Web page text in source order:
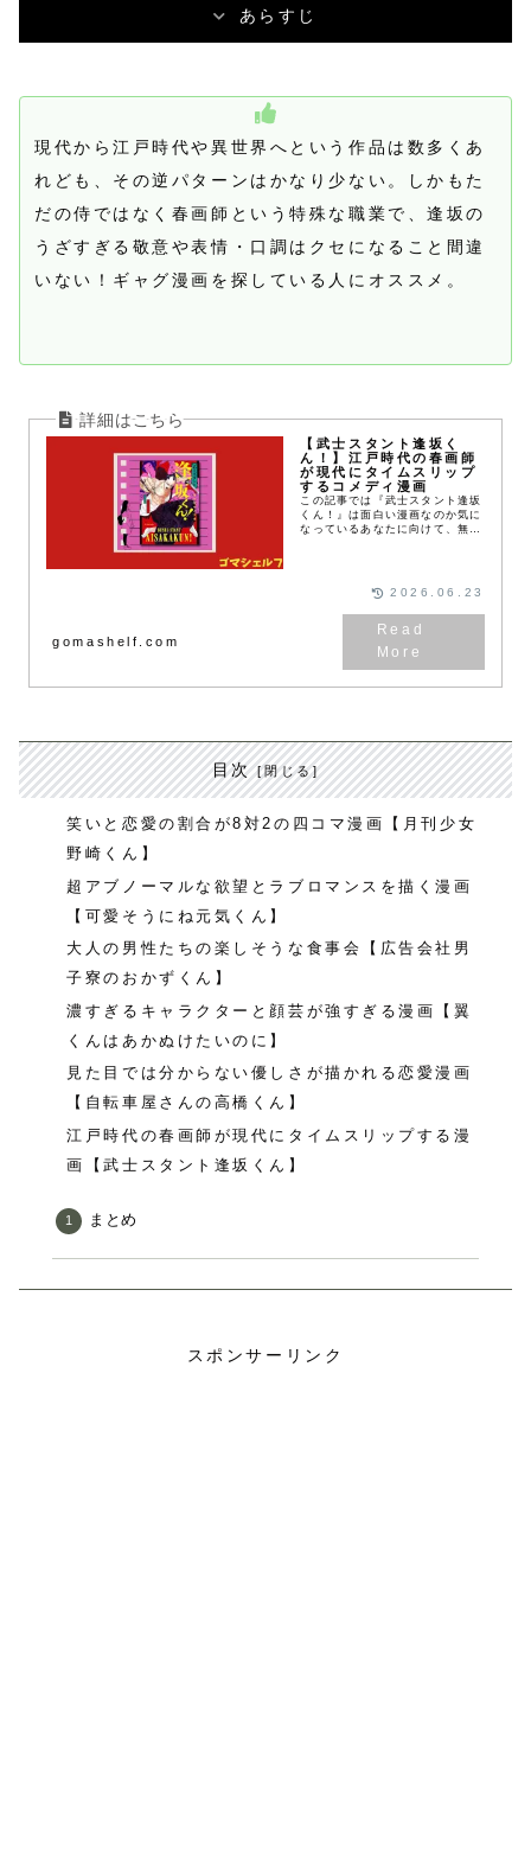
あらすじ
現代から江戸時代や異世界へという作品は数多くあ
れども、その逆パターンはかなり少ない。しかもた
だの侍ではなく春画師という特殊な職業で、逢坂の
うざすぎる敬意や表情・口調はクセになること間違
いない！ギャグ漫画を探している人にオススメ。
【武士スタント逢坂く
ん！】江戸時代の春画師
が現代にタイムスリップ
するコメディ漫画
この記事では『武士スタント逢坂
くん！』は面白い漫画なのか気に
なっているあなたに向けて、無料
gomashelf.com
2026.06.23
目次
笑いと恋愛の割合が8対2の四コマ漫画【月刊少女
野崎くん】
超アブノーマルな欲望とラブロマンスを描く漫画
【可愛そうにね元気くん】
大人の男性たちの楽しそうな食事会【広告会社男
子寮のおかずくん】
濃すぎるキャラクターと顔芸が強すぎる漫画【翼
くんはあかぬけたいのに】
見た目では分からない優しさが描かれる恋愛漫画
【自転車屋さんの高橋くん】
江戸時代の春画師が現代にタイムスリップする漫
画【武士スタント逢坂くん】
まとめ
スポンサーリンク